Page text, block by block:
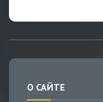
О САЙТЕ